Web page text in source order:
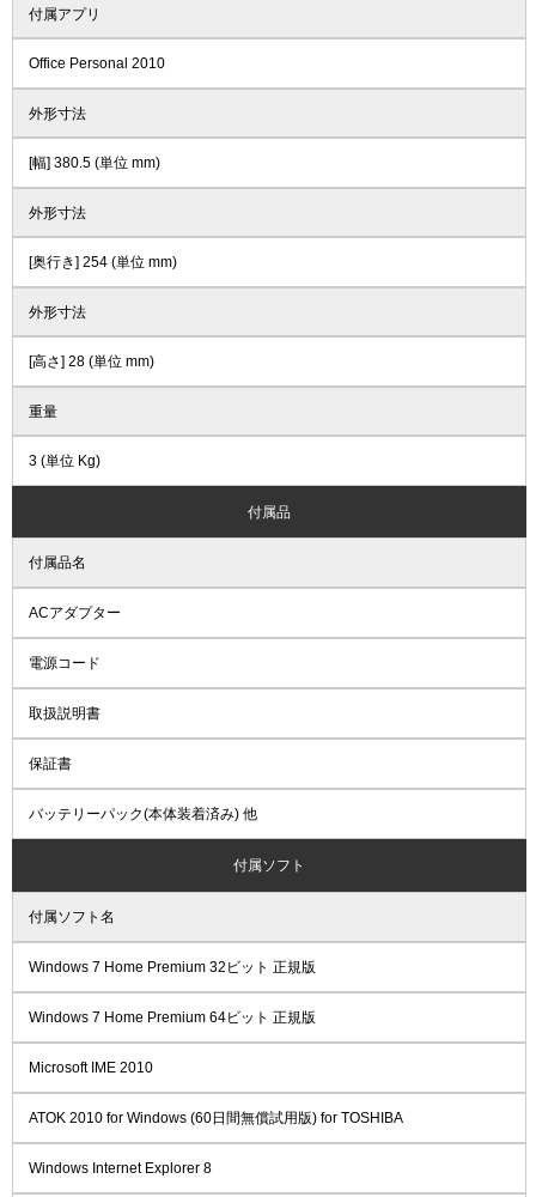
付属アプリ
Office Personal 2010
外形寸法
[幅] 380.5 (単位 mm)
外形寸法
[奥行き] 254 (単位 mm)
外形寸法
[高さ] 28 (単位 mm)
重量
3 (単位 Kg)
付属品
付属品名
ACアダプター
電源コード
取扱説明書
保証書
バッテリーパック(本体装着済み) 他
付属ソフト
付属ソフト名
Windows 7 Home Premium 32ビット 正規版
Windows 7 Home Premium 64ビット 正規版
Microsoft IME 2010
ATOK 2010 for Windows (60日間無償試用版) for TOSHIBA
Windows Internet Explorer 8